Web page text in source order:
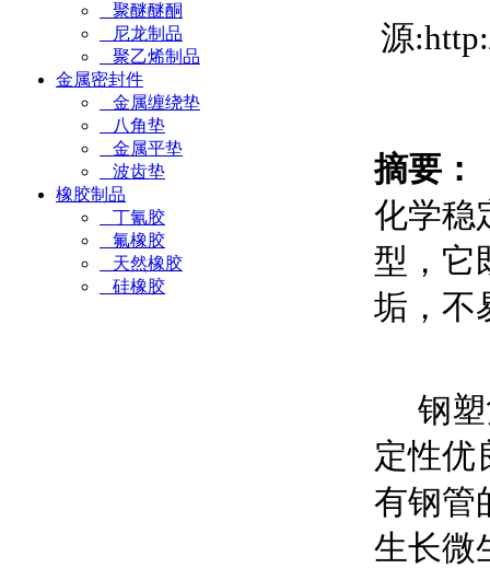
聚醚醚酮
尼龙制品
聚乙烯制品
金属密封件
金属缠绕垫
八角垫
金属平垫
波齿垫
橡胶制品
丁氰胶
氟橡胶
天然橡胶
硅橡胶
源
摘要：
化学稳
型，它
垢，不
钢塑
定性优
有钢管
生长微